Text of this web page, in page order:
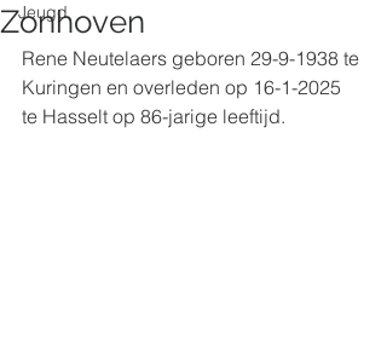
Jeugd
Zonhoven
Rene Neutelaers geboren 29-9-1938 te
Kuringen en overleden op 16-1-2025
te Hasselt op 86-jarige leeftijd.